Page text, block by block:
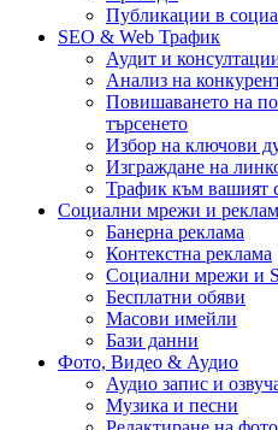
Публикации в
SEO & Web Трафик
Аудит и
Анализ на
Повишаването на
търсенето
Избор на ключови
Изграждане на
Трафик към вашият
Социални мрежи и
Банерна реклама
Контекстна реклама
Социални мрежи и
Бесплатни обяви
Масови имейли
Бази данни
Фото, Видео & Аудио
Аудио запис и
Музика и песни